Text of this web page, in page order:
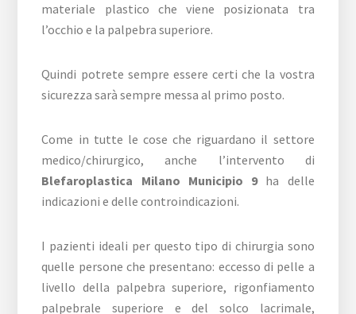
materiale plastico che viene posizionata tra
l’occhio e la palpebra superiore.
Quindi potrete sempre essere certi che la vostra
sicurezza sarà sempre messa al primo posto.
Come in tutte le cose che riguardano il settore
medico/chirurgico, anche l’intervento di
Blefaroplastica Milano Municipio 9ha delle
indicazioni e delle controindicazioni.
I pazienti ideali per questo tipo di chirurgia sono
quelle persone che presentano: eccesso di pelle a
livello della palpebra superiore, rigonfiamento
palpebrale superiore e del solco lacrimale,